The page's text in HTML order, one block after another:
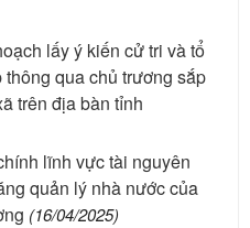
lấy ý kiến cử tri và tổ
qua chủ trương sắp
trên địa bàn tỉnh
lĩnh vực tài nguyên
quản lý nhà nước của
(16/04/2025)